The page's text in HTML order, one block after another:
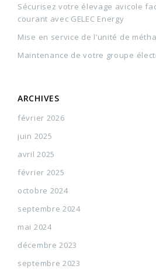
Sécurisez votre élevage avicole
courant avec GELEC Energy
Mise en service de l’unité de
Maintenance de votre groupe
ARCHIVES
février 2026
juin 2025
avril 2025
février 2025
octobre 2024
septembre 2024
mai 2024
décembre 2023
septembre 2023